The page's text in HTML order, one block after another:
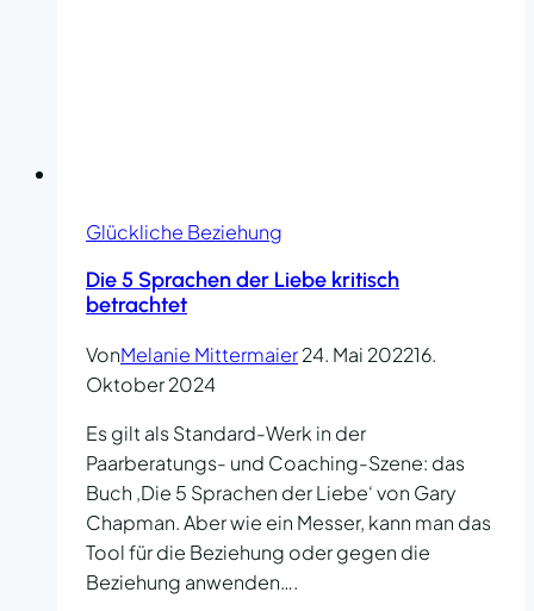
Glückliche Beziehung
Die 5 Sprachen der Liebe kritisch
betrachtet
VonMelanie Mittermaier24. Mai 202216.
Oktober 2024
Es gilt als Standard-Werk in der
Paarberatungs- und Coaching-Szene: das
Buch ‚Die 5 Sprachen der Liebe‘ von Gary
Chapman. Aber wie ein Messer, kann man das
Tool für die Beziehung oder gegen die
Beziehung anwenden….